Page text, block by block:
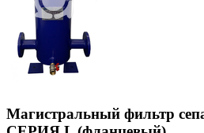
Магистральный фильтр